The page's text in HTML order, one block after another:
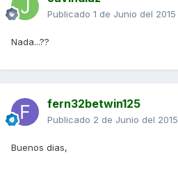
Publicado 1 de Junio del 2015
Nada...??
fern32betwin125
Publicado 2 de Junio del 2015
Buenos dias,